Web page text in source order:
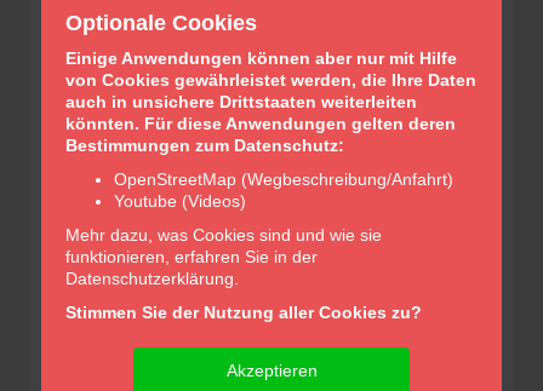
Glocken-Apotheke Apolda
Inhaber/in Dr. Annett Fischer e.K.
Robert-Koch-Straße 6
99510 Apolda
TEL:0 36 44 / 56 21 30
info@glockenapotheke-apolda.de
Optionale Cookies
Einige Anwendungen können aber nur mit Hilfe
von Cookies gewährleistet werden, die Ihre Daten
auch in unsichere Drittstaaten weiterleiten
könnten. Für diese Anwendungen gelten deren
Bestimmungen zum Datenschutz:
OpenStreetMap (Wegbeschreibung/Anfahrt)
Youtube (Videos)
Mehr dazu, was Cookies sind und wie sie
funktionieren, erfahren Sie in der
Datenschutzerklärung.
Stimmen Sie der Nutzung aller Cookies zu?
Akzeptieren